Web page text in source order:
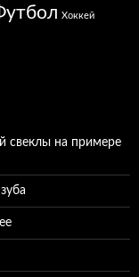
Хоккей
свеклы на примере